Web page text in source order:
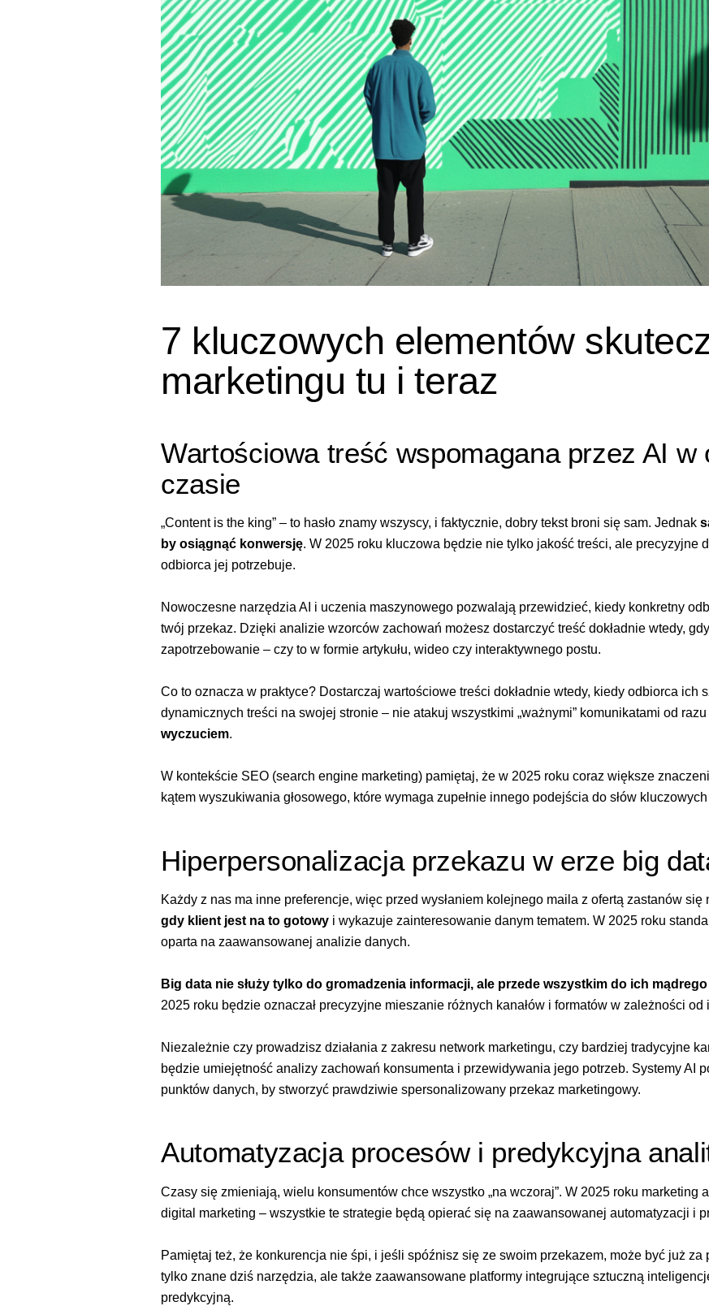
7 kluczowych elementów
marketingu tu i teraz
Wartościowa treść wspomagana przez AI w
czasie
„Content is the king” – to hasło znamy wszyscy, i faktycznie, dobry tekst broni się sam. Jednak
by osiągnąć konwersję. W 2025 roku kluczowa będzie nie tylko jakość treści, ale precyzyjne
odbiorca jej potrzebuje.
Nowoczesne narzędzia AI i uczenia maszynowego pozwalają przewidzieć, kiedy konkretny
twój przekaz. Dzięki analizie wzorców zachowań możesz dostarczyć treść dokładnie wtedy,
zapotrzebowanie – czy to w formie artykułu, wideo czy interaktywnego postu.
Co to oznacza w praktyce? Dostarczaj wartościowe treści dokładnie wtedy, kiedy odbiorca ich
dynamicznych treści na swojej stronie – nie atakuj wszystkimi „ważnymi” komunikatami od
wyczuciem.
W kontekście SEO (search engine marketing) pamiętaj, że w 2025 roku coraz większe
kątem wyszukiwania głosowego, które wymaga zupełnie innego podejścia do słów
Hiperpersonalizacja przekazu w erze big
Każdy z nas ma inne preferencje, więc przed wysłaniem kolejnego maila z ofertą zastanów się
gdy klient jest na to gotowy i wykazuje zainteresowanie danym tematem. W 2025 roku
oparta na zaawansowanej analizie danych.
Big data nie służy tylko do gromadzenia informacji, ale przede wszystkim do ich
2025 roku będzie oznaczał precyzyjne mieszanie różnych kanałów i formatów w zależności
Niezależnie czy prowadzisz działania z zakresu network marketingu, czy bardziej tradycyjne
będzie umiejętność analizy zachowań konsumenta i przewidywania jego potrzeb. Systemy AI
punktów danych, by stworzyć prawdziwie spersonalizowany przekaz marketingowy.
Automatyzacja procesów i predykcyjna
Czasy się zmieniają, wielu konsumentów chce wszystko „na wczoraj”. W 2025 roku marketing
digital marketing – wszystkie te strategie będą opierać się na zaawansowanej automatyzacji i
Pamiętaj też, że konkurencja nie śpi, i jeśli spóźnisz się ze swoim przekazem, może być już
tylko znane dziś narzędzia, ale także zaawansowane platformy integrujące sztuczną
predykcyjną.